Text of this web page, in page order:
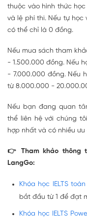
thuộc vào hình thức
và lệ phí thi. Nếu tự học
có thể chỉ là 0 đồng.
Nếu mua sách tham
- 1.500.000 đồng. Nếu
- 7.000.000 đồng. Nếu
từ 8.000.000 -
Nếu bạn đang quan
thể liên hệ với chúng
hợp nhất và có nhiều
👉 Tham khảo thông
LangGo:
Khóa học IELTS
bắt đầu từ 1 để đạt
Khóa học IELTS